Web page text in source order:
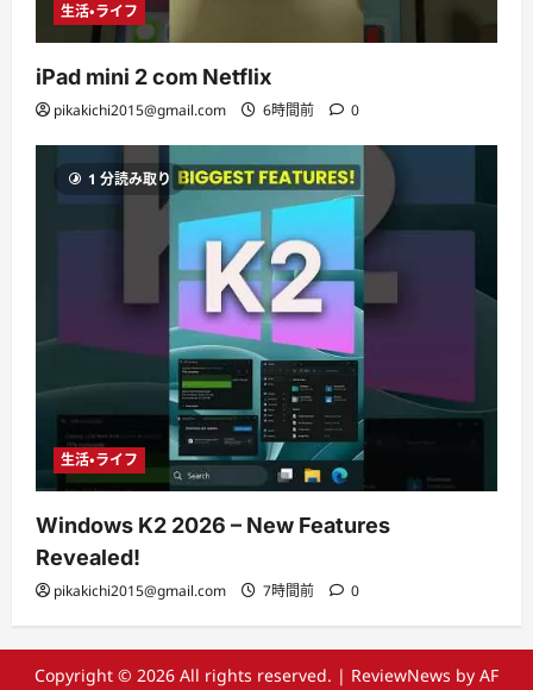
生活・ライフ
iPad mini 2 com Netflix
pikakichi2015@gmail.com 6時間前 0
1 分読み取り
生活・ライフ
Windows K2 2026 – New Features
Revealed!
pikakichi2015@gmail.com 7時間前 0
Copyright © 2026 All rights reserved. | ReviewNews by AF